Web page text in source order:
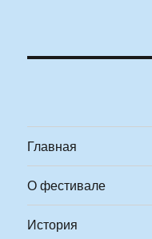
Главная
О фестивале
История